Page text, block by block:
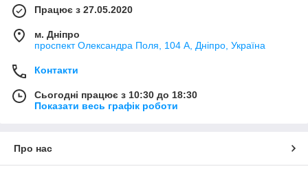
Працює з 27.05.2020
м. Дніпро
проспект Олександра Поля, 104 А, Дніпро, Україна
Контакти
Сьогодні працює з 10:30 до 18:30
Показати весь графік роботи
Про нас